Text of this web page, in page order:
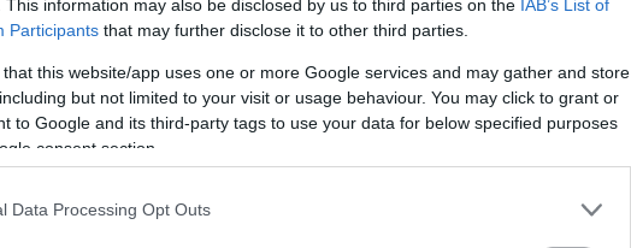
This information may also be disclosed by us to third parties on the IAB’s List of
Participants that may further disclose it to other third parties.
that this website/app uses one or more Google services and may gather and store
but not limited to your visit or usage behaviour. You may click to grant or
to Google and its third-party tags to use your data for below specified purposes
consent section.
Data Processing Opt Outs
στη Μέση Ανατολή: Έρχεται πλήγμα